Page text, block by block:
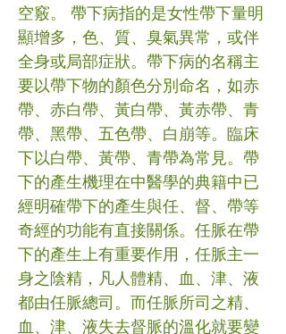
空竅。 帶下病指的是女性帶下量明
顯增多，色、質、臭氣異常，或伴
全身或局部症狀。帶下病的名稱主
要以帶下物的顏色分別命名，如赤
帶、赤白帶、黃白帶、黃赤帶、青
帶、黑帶、五色帶、白崩等。臨床
下以白帶、黃帶、青帶為常見。帶
下的產生機理在中醫學的典籍中已
經明確帶下的產生與任、督、帶等
奇經的功能有直接關係。任脈在帶
下的產生上有重要作用，任脈主一
身之陰精，凡人體精、血、津、液
都由任脈總司。而任脈所司之精、
血、津、液失去督脈的溫化就要變